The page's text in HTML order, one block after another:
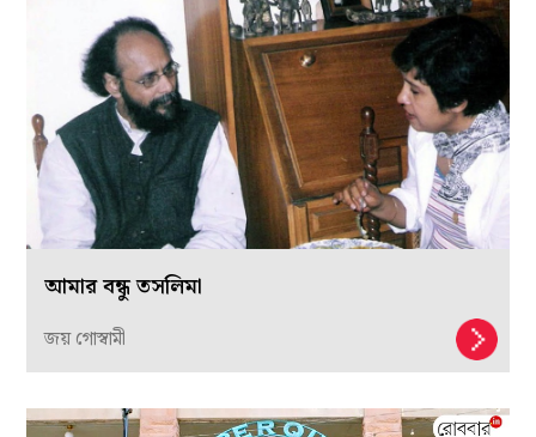
আমার বন্ধু তসলিমা
জয় গোস্বামী